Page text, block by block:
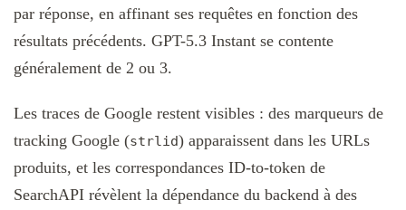
par réponse, en affinant ses requêtes en fonction des
résultats précédents. GPT-5.3 Instant se contente
généralement de 2 ou 3.
Les traces de Google restent visibles : des marqueurs de
tracking Google (strlid) apparaissent dans les URLs
produits, et les correspondances ID-to-token de
SearchAPI révèlent la dépendance du backend à des